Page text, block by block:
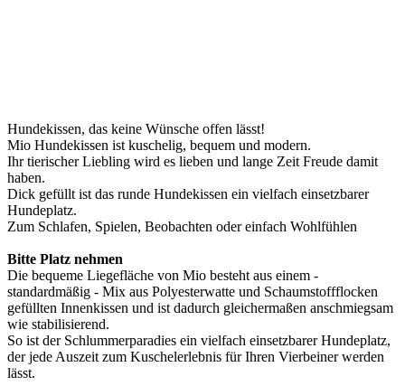
Hundekissen, das keine Wünsche offen lässt!
Mio Hundekissen ist kuschelig, bequem und modern.
Ihr tierischer Liebling wird es lieben und lange Zeit Freude damit
haben.
Dick gefüllt ist das runde Hundekissen ein vielfach einsetzbarer
Hundeplatz.
Zum Schlafen, Spielen, Beobachten oder einfach Wohlfühlen
Bitte Platz nehmen
Die bequeme Liegefläche von Mio besteht aus einem -
standardmäßig - Mix aus Polyesterwatte und Schaumstoffflocken
gefüllten Innenkissen und ist dadurch gleichermaßen anschmiegsam
wie stabilisierend.
So ist der Schlummerparadies ein vielfach einsetzbarer Hundeplatz,
der jede Auszeit zum Kuschelerlebnis für Ihren Vierbeiner werden
lässt.